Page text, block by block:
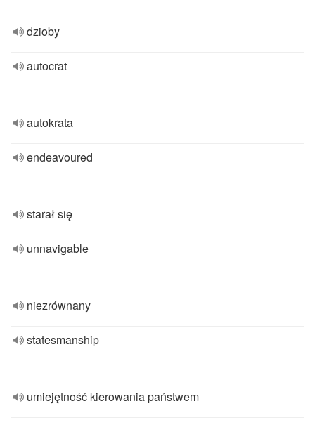
dzioby
autocrat
autokrata
endeavoured
starał się
unnavigable
niezrównany
statesmanship
umiejętność kierowania państwem